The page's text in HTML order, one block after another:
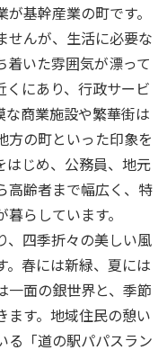
基幹産業の町です。
せんが、生活に必要な
いた雰囲気が漂って
くにあり、行政サービ
な商業施設や繁華街は
方の町といった印象を
はじめ、公務員、地元
高齢者まで幅広く、特
らしています。
、四季折々の美しい風
。春には新緑、夏には
一面の銀世界と、季節
ます。地域住民の憩い
る「道の駅パパスラン